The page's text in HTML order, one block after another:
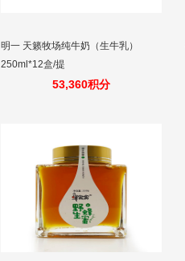
明一 天籁牧场纯牛奶（生牛乳）
250ml*12盒/提
53,360积分